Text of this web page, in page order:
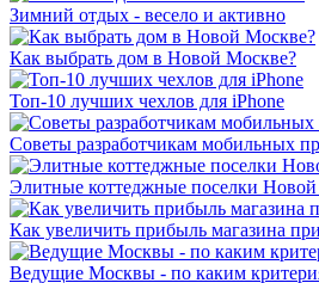
Зимний отдых - весело и активно
Как выбрать дом в Новой Москве?
Топ-10 лучших чехлов для iPhone
Советы разработчикам мобильных
Элитные коттеджные поселки
Как увеличить прибыль магазина
Ведущие Москвы - по каким